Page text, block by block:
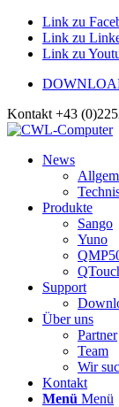
Link zu
Link zu
Link zu
Kontakt +43
News
Produkte
Sango
Yuno
Support
Über uns
Partner
Team
Wir
Kontakt
Menü Menü